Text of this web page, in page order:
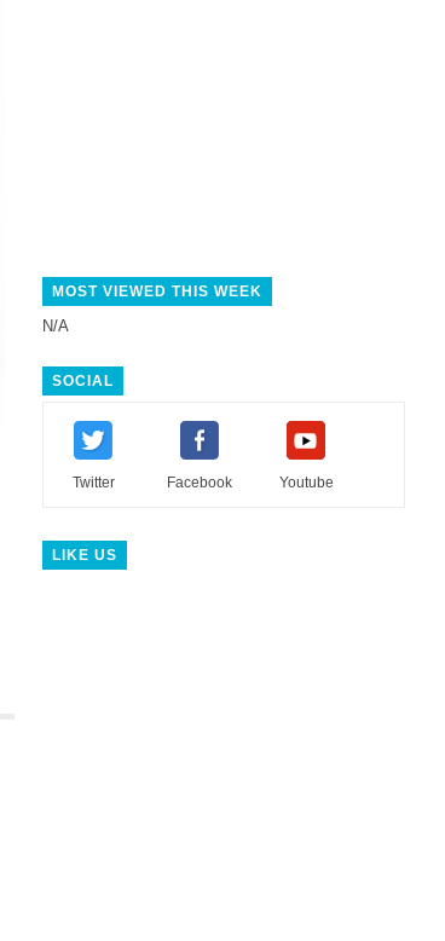
MOST VIEWED THIS WEEK
N/A
SOCIAL
Twitter Facebook Youtube
LIKE US